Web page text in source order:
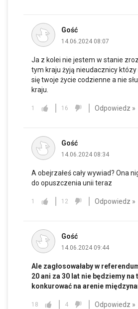
Gość
14.06.2024 08:07
Ja z kolei nie jestem w stanie
tym kraju żyją nieudacznicy
się twoje życie codzienne a nie
kraju.
1 16 Odpowiedz »
Gość
14.06.2024 08:34
A obejrzałeś cały wywiad? Ona
do opuszczenia unii teraz
1 12 Odpowiedz »
Gość
14.06.2024 09:44
Ale zagłosowałaby w
20 ani za 30 lat nie będziemy na
konkurować na arenie
18 4 Odpowiedz »